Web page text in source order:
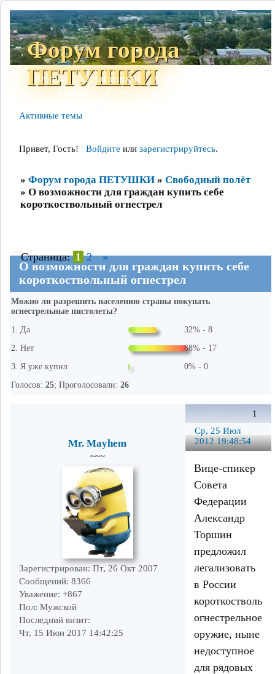
Форум города
ПЕТУШКИ
Форум Участники Сайт
Поиск
Регистрация
Активные темы
Привет, Гость! Войдите или зарегистрируйтесь.
» Форум города ПЕТУШКИ » Свободный полёт
» О возможности для граждан купить себе
короткоствольный огнестрел
О возможности для граждан купить себе
короткоствольный огнестрел
Страница: 1 2 »
Можно ли разрешить населению страны покупать
огнестрельные пистолеты?
Да
32% - 8
Нет
68% - 17
Я уже купил
0% - 0
Голосов:25;Проголосовали:26
1
Ср, 25 Июл
2012 19:48:54
Mr. Mayhem
~~~
Зарегистрирован: Пт, 26 Окт 2007
Сообщений: 8366
Уважение: +867
Пол: Мужской
Последний визит:
Чт, 15 Июн 2017 14:42:25
Вице-спикер
Совета
Федерации
Александр
Торшин
предложил
легализовать
в России
огнестрельное
оружие, ныне
недоступное
для рядовых